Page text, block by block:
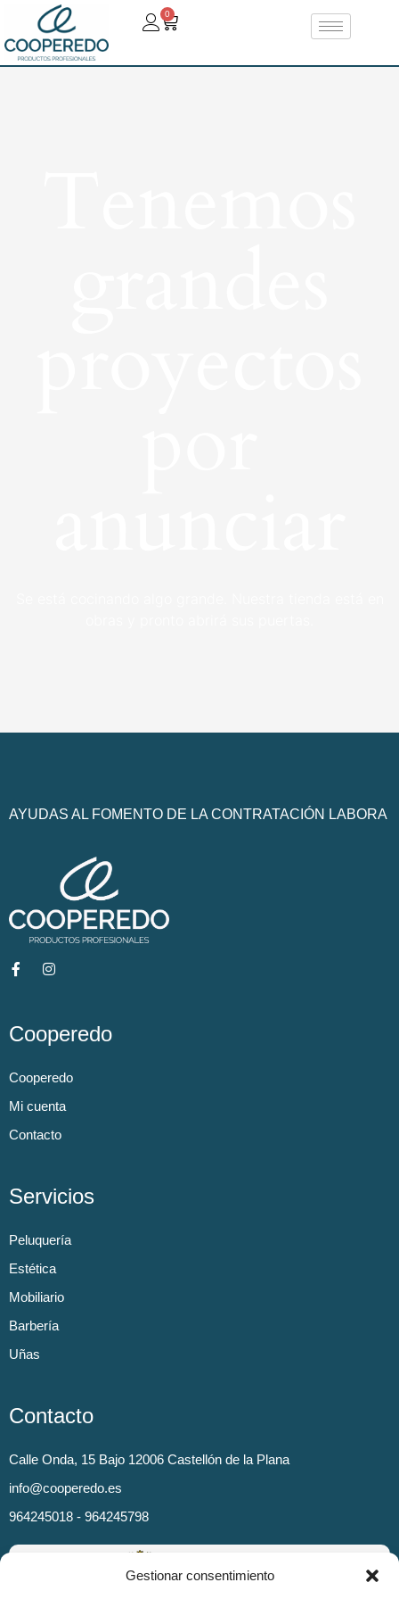
Gestionar consentimiento
0
AYUDAS AL FOMENTO DE LA CONTRATACIÓN LABORA
Cooperedo
Cooperedo
Mi cuenta
Contacto
Servicios
Peluquería
Estética
Mobiliario
Barbería
Uñas
Contacto
Calle Onda, 15 Bajo 12006 Castellón de la Plana
info@cooperedo.es
964245018 - 964245798